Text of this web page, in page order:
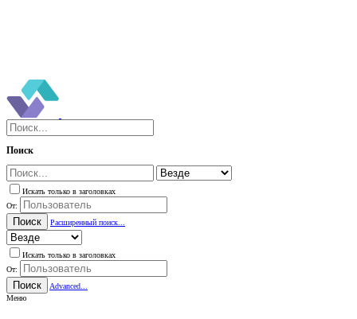
Поиск
Искать только в заголовках
От:
Поиск Расширенный поиск...
Искать только в заголовках
От:
Поиск
Advanced...
Меню